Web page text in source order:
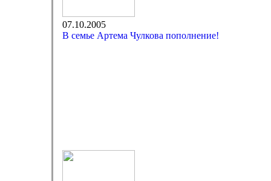
07.10.2005
В семье Артема Чулкова пополнение!